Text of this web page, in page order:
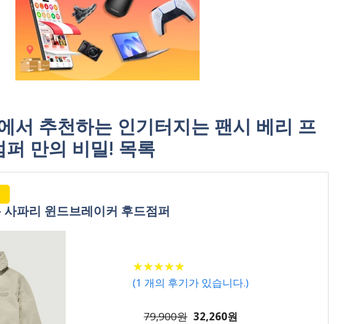
서 추천하는 인기터지는 팬시 베리 프
만의 비밀! 목록
파리 윈드브레이커 후드점퍼
★★★★★
★★★★★
(1 개의 후기가 있습니다.)
79,900원 32,260원